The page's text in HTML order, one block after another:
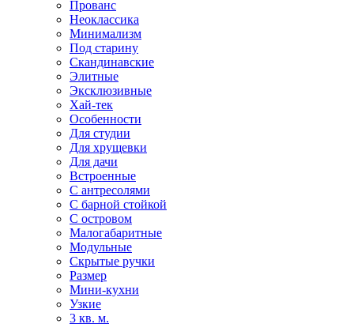
Прованс
Неоклассика
Минимализм
Под старину
Скандинавские
Элитные
Эксклюзивные
Хай-тек
Особенности
Для студии
Для хрущевки
Для дачи
Встроенные
С антресолями
С барной стойкой
С островом
Малогабаритные
Модульные
Скрытые ручки
Размер
Мини-кухни
Узкие
3 кв. м.